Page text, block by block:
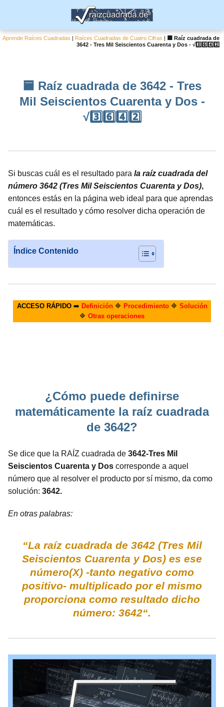
Aprende Raíces Cuadradas | Raíces Cuadradas de Cuatro Cifras |
🟦 Raíz cuadrada de
3642 - Tres Mil Seiscientos Cuarenta y Dos - √3️⃣6️⃣4️⃣2️⃣
🟦 Raíz cuadrada de 3642 - Tres
Mil Seiscientos Cuarenta y Dos -
√3️⃣6️⃣4️⃣2️⃣
Si buscas cuál es el resultado para la raíz cuadrada del
número 3642 (Tres Mil Seiscientos Cuarenta y Dos),
entonces estás en la página web ideal para que aprendas
cuál es el resultado y cómo resolver dicha operación de
matemáticas.
Índice Contenido
ACCESO RÁPIDO➡️ Definición🔷 Procedimiento🔷 Solución
🔷 Otras operaciones
¿Cómo puede definirse
matemáticamente la raíz cuadrada
de 3642?
Se dice que la RAÍZ cuadrada de 3642-Tres Mil
Seiscientos Cuarenta y Dos corresponde a aquel
número que al resolver el producto por sí mismo, da como
solución: 3642.
En otras palabras:
“La raíz cuadrada de 3642 (Tres Mil
Seiscientos Cuarenta y Dos) es ese
número(X) -tanto negativo como
positivo- multiplicado por el mismo
proporciona como resultado dicho
número: 3642“.